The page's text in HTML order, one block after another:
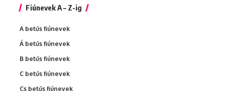
Fiúnevek A – Z-ig
A betűs fiúnevek
Á betűs fiúnevek
B betűs fiúnevek
C betűs fiúnevek
Cs betűs fiúnevek